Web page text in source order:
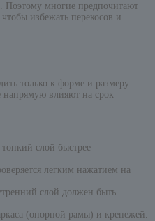
Поэтому многие предпочитают
избежать перекосов и
только к форме и размеру.
напрямую влияют на срок
слой быстрее
легким нажатием на
слой должен быть
(опорной рамы) и крепежей.